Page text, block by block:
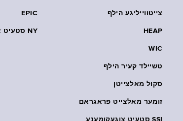
צייטווייליגע הילף
HEAP
WIC
טשיילד קעיר הילף
סקול מאלצייטן
זומער מאלצייט פראגראם
SSI סטעיט צוגעקומענע
EPIC
NY סטעיט אוו העלט